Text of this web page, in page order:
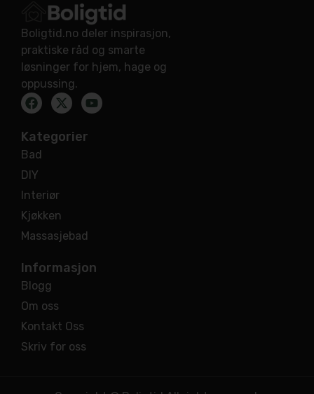
Boligtid.no deler inspirasjon,
praktiske råd og smarte
løsninger for hjem, hage og
oppussing.
Kategorier
Bad
DIY
Interiør
Kjøkken
Massasjebad
Informasjon
Blogg
Om oss
Kontakt Oss
Skriv for oss